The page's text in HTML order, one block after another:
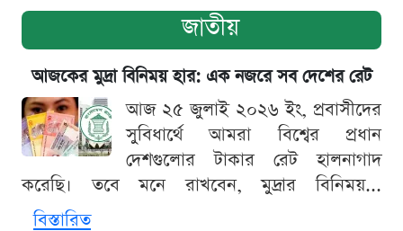
জাতীয়
আজকের মুদ্রা বিনিময় হার: এক নজরে সব দেশের রেট
আজ ২৫ জুলাই ২০২৬ ইং, প্রবাসীদের
সুবিধার্থে আমরা বিশ্বের প্রধান
দেশগুলোর টাকার রেট হালনাগাদ
করেছি। তবে মনে রাখবেন, মুদ্রার বিনিময়...
বিস্তারিত